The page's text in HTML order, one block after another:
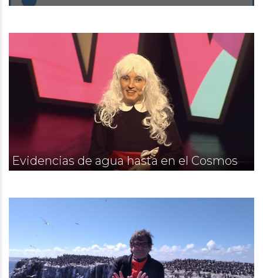
Evidencias de agua hasta en el Cosmos